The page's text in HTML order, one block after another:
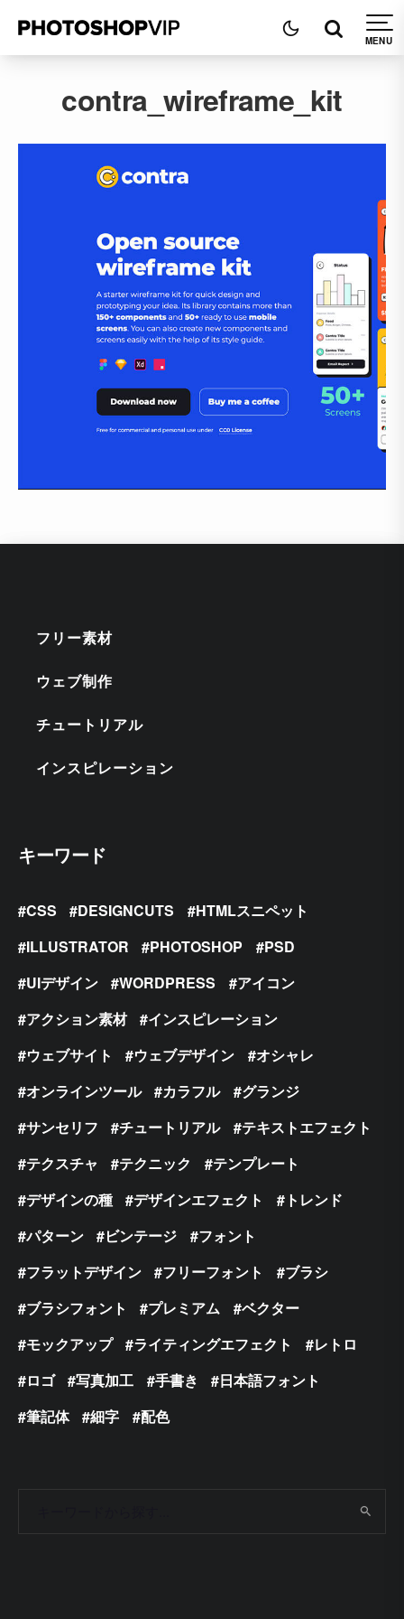
contra_wireframe_kit
フリー素材
ウェブ制作
チュートリアル
インスピレーション
キーワード
CSS DESIGNCUTS
HTMLスニペット
ILLUSTRATOR
PHOTOSHOP
PSD
UIデザイン
WORDPRESS
アイコン
アクション素材
インスピレーション
ウェブサイト
ウェブデザイン
オシャレ
オンラインツール
カラフル
グランジ
サンセリフ
チュートリアル
テキストエフェクト
テクスチャ
テクニック
テンプレート
デザインの種
デザインエフェクト
トレンド
パターン
ビンテージ
フォント
フラットデザイン
フリーフォント
ブラシ
ブラシフォント
プレミアム
ベクター
モックアップ
ライティングエフェクト
レトロ
ロゴ
写真加工 手書き
日本語フォント
筆記体
細字 配色